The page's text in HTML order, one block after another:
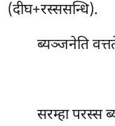
(दीघ+रस्ससन्धि).
ब्यञ्जनेति
सरम्हा परस्स